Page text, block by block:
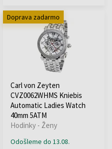
Doprava zadarmo
Carl von Zeyten
CVZ0062WHMS Kniebis
Automatic Ladies Watch
40mm 5ATM
Hodinky - Ženy
Odošleme do 13.08.